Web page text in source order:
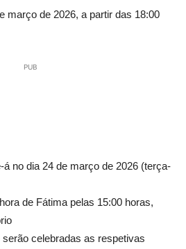
março de 2026, a partir das 18:00
PUB
no dia 24 de março de 2026 (terça-
de Fátima pelas 15:00 horas,
celebradas as respetivas